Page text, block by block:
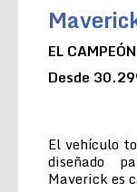
EL
Desde
El vehículo
diseñado
Maverick es